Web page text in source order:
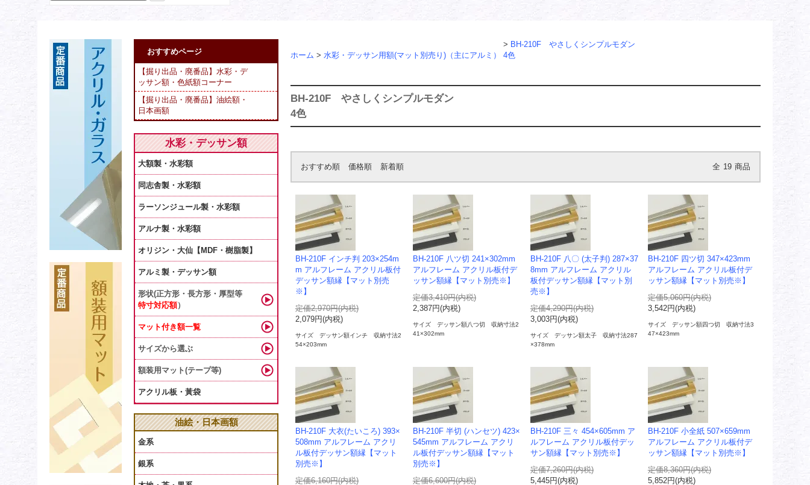
ホーム > 水彩・デッサン用額(マット別売り)（主にアルミ）
> BH-210F やさしくシンプルモダン
4色
BH-210F やさしくシンプルモダン
4色
おすすめ順 価格順 新着順 全 19 商品
BH-210F インチ判 203×254m
m アルフレーム アクリル板付
デッサン額縁【マット別売
※】
定価2,970円(内税)
2,079円(内税)
サイズ デッサン額インチ 収納寸法2
54×203mm
BH-210F 八ツ切 241×302mm
アルフレーム アクリル板付デ
ッサン額縁【マット別売※】
定価3,410円(内税)
2,387円(内税)
サイズ デッサン額八つ切 収納寸法2
41×302mm
BH-210F 八〇 (太子判) 287×37
8mm アルフレーム アクリル
板付デッサン額縁【マット別
売※】
定価4,290円(内税)
3,003円(内税)
サイズ デッサン額太子 収納寸法287
×378mm
BH-210F 四ツ切 347×423mm
アルフレーム アクリル板付デ
ッサン額縁【マット別売※】
定価5,060円(内税)
3,542円(内税)
サイズ デッサン額四つ切 収納寸法3
47×423mm
BH-210F 大衣(たいころ) 393×
508mm アルフレーム アクリ
ル板付デッサン額縁【マット
別売※】
定価6,160円(内税)
BH-210F 半切 (ハンセツ) 423×
545mm アルフレーム アクリ
ル板付デッサン額縁【マット
別売※】
定価6,600円(内税)
BH-210F 三々 454×605mm ア
ルフレーム アクリル板付デッ
サン額縁【マット別売※】
定価7,260円(内税)
5,445円(内税)
BH-210F 小全紙 507×659mm
アルフレーム アクリル板付デ
ッサン額縁【マット別売※】
定価8,360円(内税)
5,852円(内税)
おすすめページ
【掘り出品・廃番品】水彩・デ
ッサン額・色紙額コーナー
【掘り出品・廃番品】油絵額・
日本画額
水彩・デッサン額
大額製・水彩額
同志舎製・水彩額
ラーソンジュール製・水彩額
アルナ製・水彩額
オリジン・大仙【MDF・樹脂製】
アルミ製・デッサン額
形状(正方形・長方形・厚型等
特寸対応額）
マット付き額一覧
サイズから選ぶ
額装用マット(テープ等)
アクリル板・黃袋
油絵・日本画額
金系
銀系